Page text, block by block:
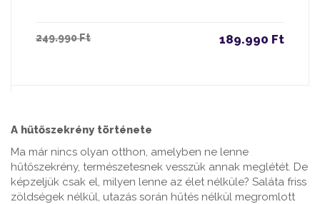
249.990 Ft 189.990 Ft
A hűtőszekrény története
Ma már nincs olyan otthon, amelyben ne lenne
hűtőszekrény, természetesnek vesszük annak meglétét. De
képzeljük csak el, milyen lenne az élet nélküle? Saláta friss
zöldségek nélkül, utazás során hűtés nélkül megromlott